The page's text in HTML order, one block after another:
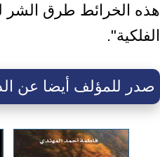
هذه الخرائط طرق الشر
الفلكية".
صدر للمؤلف أيضا عن